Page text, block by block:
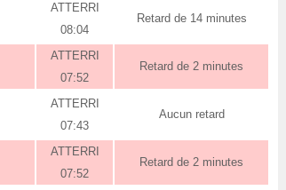
ATTERRI
08:04
Retard de 14 minutes
ATTERRI
07:52
Retard de 2 minutes
ATTERRI
07:43
Aucun retard
ATTERRI
07:52
Retard de 2 minutes